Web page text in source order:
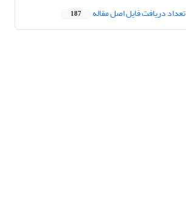
تعداد دریافت فایل اصل مقاله 187